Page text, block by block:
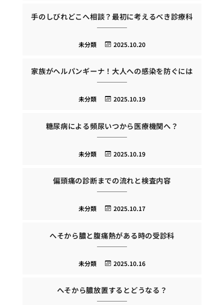
手のしびれどこへ相談？最初に考えるべき診療科
2025.10.20
未分類
家族がヘルパンギーナ！大人への感染を防ぐには
2025.10.19
未分類
糖尿病による頻尿いつから医療機関へ？
2025.10.19
未分類
偏頭痛の診断までの流れと検査内容
2025.10.17
未分類
へそから膿と腹痛熱がある時の受診科
2025.10.16
未分類
へそから膿放置するとどうなる？